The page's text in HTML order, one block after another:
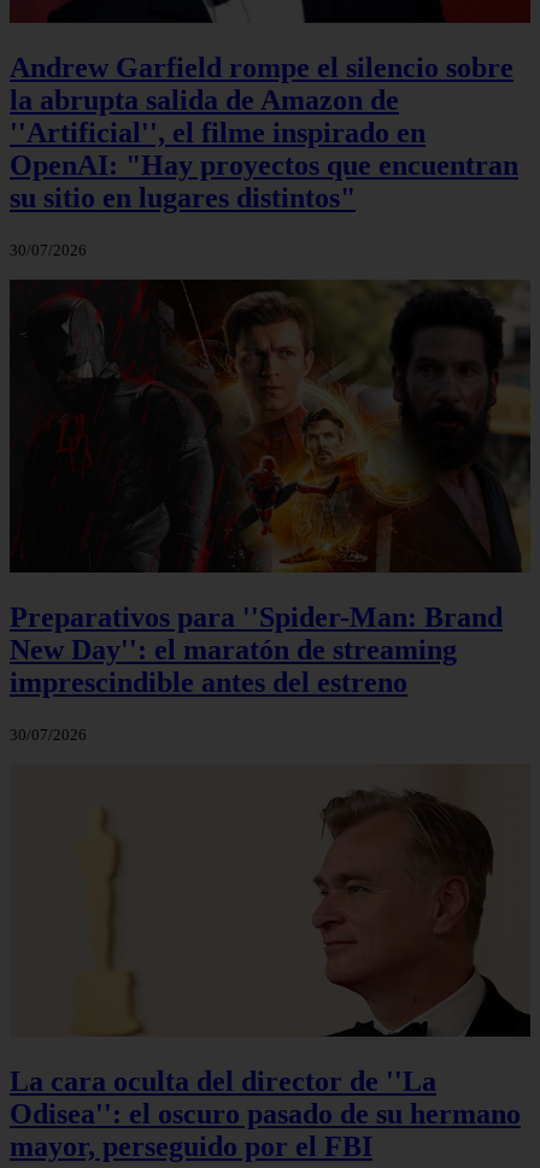
Andrew Garfield rompe el silencio sobre
la abrupta salida de Amazon de
''Artificial'', el filme inspirado en
OpenAI: "Hay proyectos que encuentran
su sitio en lugares distintos"
30/07/2026
Preparativos para ''Spider-Man: Brand
New Day'': el maratón de streaming
imprescindible antes del estreno
30/07/2026
La cara oculta del director de ''La
Odisea'': el oscuro pasado de su hermano
mayor, perseguido por el FBI